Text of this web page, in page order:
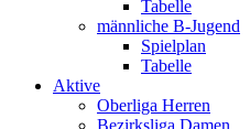
Tabelle
männliche B-Jugend
Spielplan
Tabelle
Aktive
Oberliga Herren
Bezirksliga Damen